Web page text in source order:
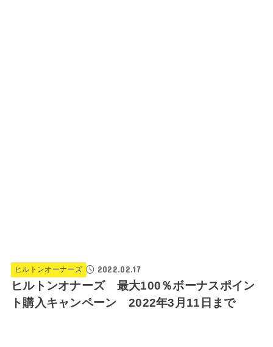
ヒルトンオーナーズ 2022.02.17
ヒルトンオナーズ 最大100％ボーナスポイン
ト購入キャンペーン 2022年3月11日まで